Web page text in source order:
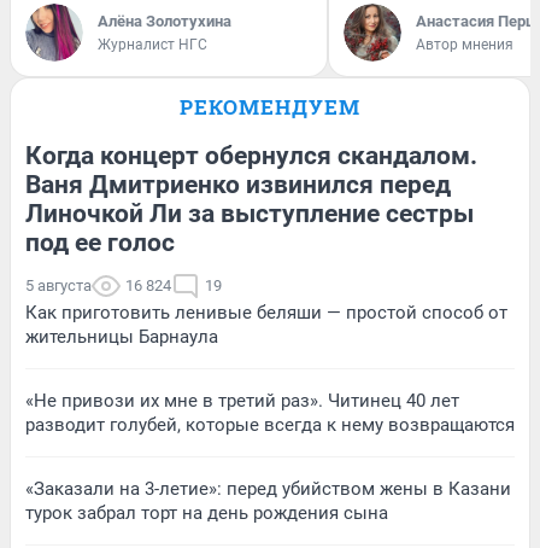
Алёна Золотухина
Журналист НГС
Анастасия
Автор мнения
РЕКОМЕНДУЕМ
Когда концерт обернулся скандалом.
Ваня Дмитриенко извинился перед
Линочкой Ли за выступление сестры
под ее голос
5 августа 16 824 19
Как приготовить ленивые беляши — простой способ от
жительницы Барнаула
«Не привози их мне в третий раз». Читинец 40 лет
разводит голубей, которые всегда к нему возвращаются
«Заказали на 3-летие»: перед убийством жены в Казани
турок забрал торт на день рождения сына